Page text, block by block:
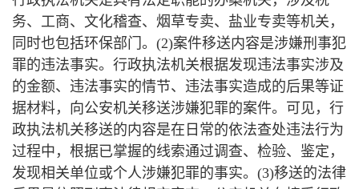
务、工商、文化稽查、烟草专卖、盐业专卖等机关，
同时也包括环保部门。(2)案件移送内容是涉嫌刑事犯
罪的违法事实。行政执法机关根据发现违法事实涉及
的金额、违法事实的情节、违法事实造成的后果等证
据材料，向公安机关移送涉嫌犯罪的案件。可见，行
政执法机关移送的内容是在日常的依法查处违法行为
过程中，根据已掌握的线索通过调查、检验、鉴定，
发现相关单位或个人涉嫌犯罪的事实。(3)移送的法律